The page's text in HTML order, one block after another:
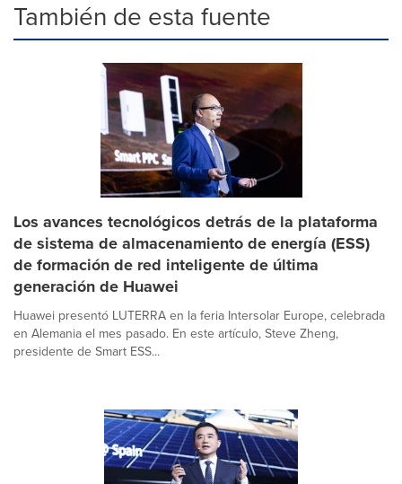
También de esta fuente
Los avances tecnológicos detrás de la plataforma
de sistema de almacenamiento de energía (ESS)
de formación de red inteligente de última
generación de Huawei
Huawei presentó LUTERRA en la feria Intersolar Europe, celebrada
en Alemania el mes pasado. En este artículo, Steve Zheng,
presidente de Smart ESS...